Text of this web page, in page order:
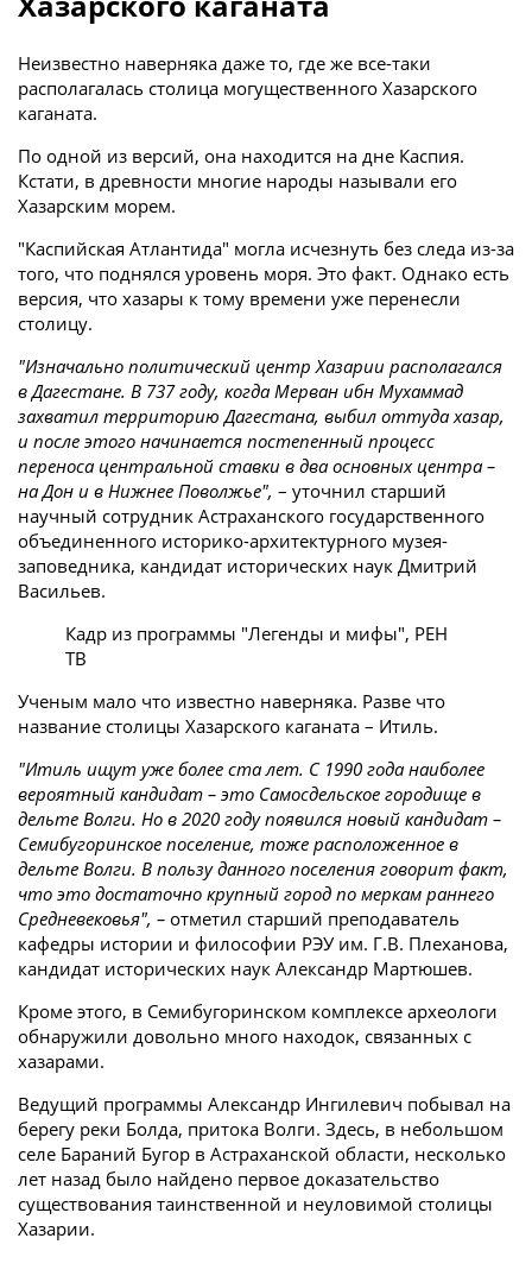
Неизвестно наверняка даже то, где же все-таки
располагалась столица могущественного Хазарского
каганата.
По одной из версий, она находится на дне Каспия.
Кстати, в древности многие народы называли его
Хазарским морем.
"Каспийская Атлантида" могла исчезнуть без следа из-за
того, что поднялся уровень моря. Это факт. Однако есть
версия, что хазары к тому времени уже перенесли
столицу.
"Изначально политический центр Хазарии располагался
в Дагестане. В 737 году, когда Мерван ибн Мухаммад
захватил территорию Дагестана, выбил оттуда хазар,
и после этого начинается постепенный процесс
переноса центральной ставки в два основных центра –
на Дон и в Нижнее Поволжье", – уточнил старший
научный сотрудник Астраханского государственного
объединенного историко-архитектурного музея-
заповедника, кандидат исторических наук Дмитрий
Васильев.
Кадр из программы "Легенды и мифы", РЕН
ТВ
Ученым мало что известно наверняка. Разве что
название столицы Хазарского каганата – Итиль.
"Итиль ищут уже более ста лет. С 1990 года наиболее
вероятный кандидат – это Самосдельское городище в
дельте Волги. Но в 2020 году появился новый кандидат –
Семибугоринское поселение, тоже расположенное в
дельте Волги. В пользу данного поселения говорит факт,
что это достаточно крупный город по меркам раннего
Средневековья", – отметил старший преподаватель
кафедры истории и философии РЭУ им. Г.В. Плеханова,
кандидат исторических наук Александр Мартюшев.
Кроме этого, в Семибугоринском комплексе археологи
обнаружили довольно много находок, связанных с
хазарами.
Ведущий программы Александр Ингилевич побывал на
берегу реки Болда, притока Волги. Здесь, в небольшом
селе Бараний Бугор в Астраханской области, несколько
лет назад было найдено первое доказательство
существования таинственной и неуловимой столицы
Хазарии.